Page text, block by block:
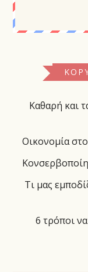
Καθαρή και
Οικονομία
Τι μας
6 τρόποι